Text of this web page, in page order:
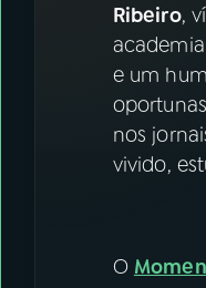
FESTIVAL DE
ACOMPANHE A RÁDIO
YouTube
Ribeiro,
e um
nos
vivido,
O